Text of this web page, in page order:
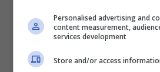
Articoli recenti
Personalised advertising and
content measurement,
services development
Store and/or access